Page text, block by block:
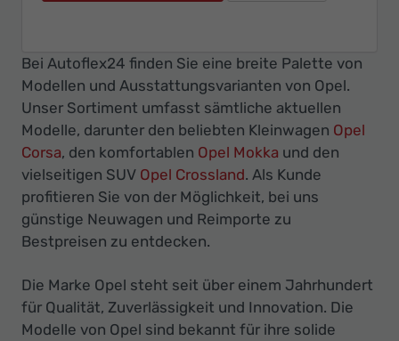
Bei Autoflex24 finden Sie eine breite Palette von
Modellen und Ausstattungsvarianten von Opel.
Unser Sortiment umfasst sämtliche aktuellen
Modelle, darunter den beliebten Kleinwagen Opel
Corsa, den komfortablen Opel Mokka und den
vielseitigen SUV Opel Crossland. Als Kunde
profitieren Sie von der Möglichkeit, bei uns
günstige Neuwagen und Reimporte zu
Bestpreisen zu entdecken.
Die Marke Opel steht seit über einem Jahrhundert
für Qualität, Zuverlässigkeit und Innovation. Die
Modelle von Opel sind bekannt für ihre solide